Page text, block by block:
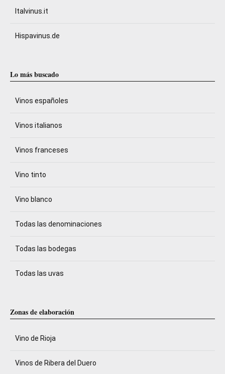
Italvinus.it
Hispavinus.de
Lo más buscado
Vinos españoles
Vinos italianos
Vinos franceses
Vino tinto
Vino blanco
Todas las denominaciones
Todas las bodegas
Todas las uvas
Zonas de elaboración
Vino de Rioja
Vinos de Ribera del Duero